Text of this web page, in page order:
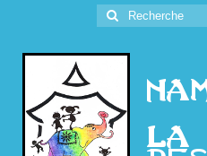
Rechercher
: